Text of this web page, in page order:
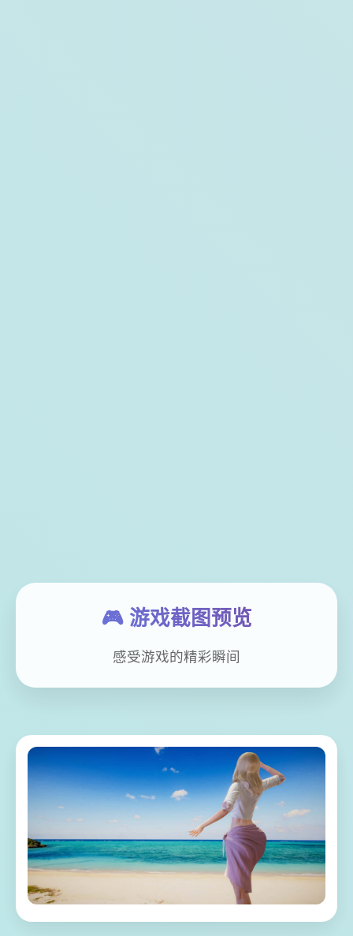
🎮 游戏截图预览
感受游戏的精彩瞬间